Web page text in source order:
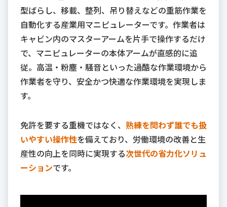
型ばらし、移載、整列、吊り替えなどの重筋作業を
自動化する産業用マニピュレーターです。作業者は
キャビン内のマスターアームを片手で操作するだけ
で、マニピュレーターの本体アームが直感的に追
従。高温・粉塵・騒音といった過酷な作業環境から
作業者を守り、安全かつ快適な作業環境を実現しま
す。
免許を要する重機ではなく、 熟練を問わず誰でも扱
いやすい操作性を備えており、労働環境の改善と生
産性の向上を同時に実現する次世代の省力化ソリュ
ーションです。